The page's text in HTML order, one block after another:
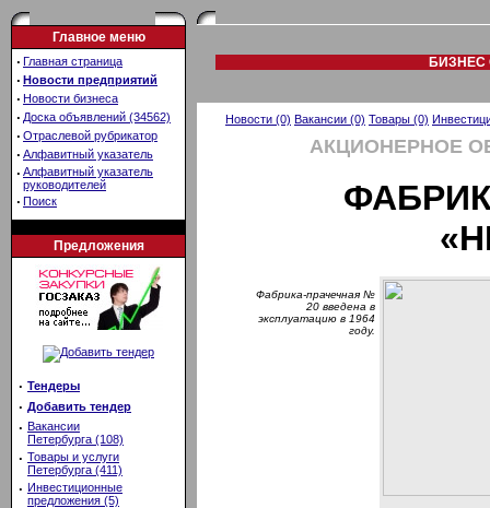
Главное меню
· Главная страница
· Новости предприятий
· Новости бизнеса
· Доска объявлений (34562)
· Отраслевой рубрикатор
· Алфавитный указатель
· Алфавитный указатель
руководителей
· Поиск
Предложения
· Тендеры
· Добавить тендер
· Вакансии
Петербурга (108)
· Товары и услуги
Петербурга (411)
· Инвестиционные
предложения (5)
БИЗНЕС
Новости (0) Вакансии (0) Товары (0)
АКЦИОНЕРНОЕ
Фабрика-прачечная №
20 введена в
эксплуатацию в 1964
году.